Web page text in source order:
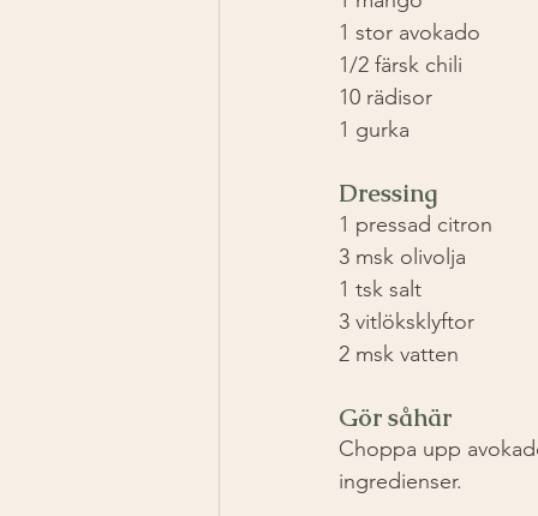
1 stor avokado
1/2 färsk chili
10 rädisor
1 gurka
Dressing
1 pressad citron
3 msk olivolja
1 tsk salt
3 vitlöksklyftor
2 msk vatten
Gör såhär
Choppa upp
ingredienser.